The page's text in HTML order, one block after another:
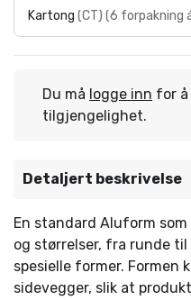
Kartong (CT) (6 forpakning
Du må logge inn for å
tilgjengelighet.
Detaljert beskrivelse
En standard Aluform
og størrelser, fra runde
spesielle former. Formen
sidevegger, slik at